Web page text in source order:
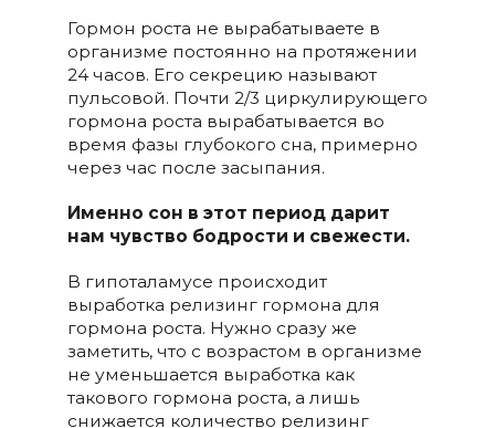
Гормон роста не вырабатываете в
организме постоянно на протяжении
24 часов. Его секрецию называют
пульсовой. Почти 2/3 циркулирующего
гормона роста вырабатывается во
время фазы глубокого сна, примерно
через час после засыпания.
Именно сон в этот период дарит
нам чувство бодрости и свежести.
В гипоталамусе происходит
выработка релизинг гормона для
гормона роста. Нужно сразу же
заметить, что с возрастом в организме
не уменьшается выработка как
такового гормона роста, а лишь
снижается количество релизинг